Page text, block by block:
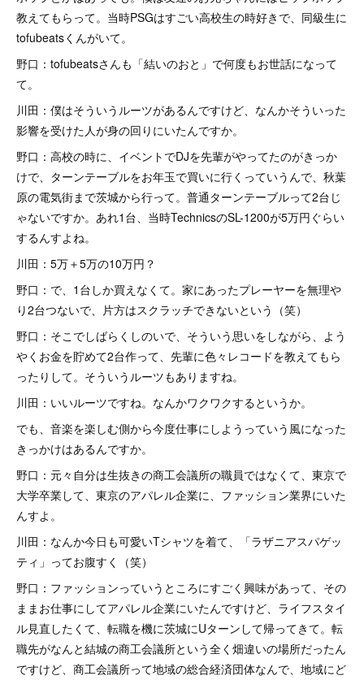
教えてもらって。当時PSGはすごい高校生の時好きで、同級生に
tofubeatsくんがいて。
野口：tofubeatsさんも「結いのおと」で何度もお世話になって
て。
川田：僕はそういうルーツがあるんですけど、なんかそういった
影響を受けた人が身の回りにいたんですか。
野口：高校の時に、イベントでDJを先輩がやってたのがきっか
けで、ターンテーブルをお年玉で買いに行くっていうんで、秋葉
原の電気街まで茨城から行って。普通ターンテーブルって2台じ
ゃないですか。あれ1台、当時TechnicsのSL-1200が5万円ぐらい
するんすよね。
川田：5万＋5万の10万円？
野口：で、1台しか買えなくて。家にあったプレーヤーを無理や
り2台つないで、片方はスクラッチできないという（笑）
野口：そこでしばらくしのいで、そういう思いをしながら、よう
やくお金を貯めて2台作って、先輩に色々レコードを教えてもら
ったりして。そういうルーツもありますね。
川田：いいルーツですね。なんかワクワクするというか。
でも、音楽を楽しむ側から今度仕事にしようっていう風になった
きっかけはあるんですか。
野口：元々自分は生抜きの商工会議所の職員ではなくて、東京で
大学卒業して、東京のアパレル企業に、ファッション業界にいた
んすよ。
川田：なんか今日も可愛いTシャツを着て、「ラザニアスパゲッ
ティ」ってお腹すく（笑）
野口：ファッションっていうところにすごく興味があって、その
ままお仕事にしてアパレル企業にいたんですけど、ライフスタイ
ル見直したくて、転職を機に茨城にUターンして帰ってきて。転
職先がなんと結城の商工会議所という全く畑違いの場所だったん
ですけど、商工会議所って地域の総合経済団体なんで、地域にど